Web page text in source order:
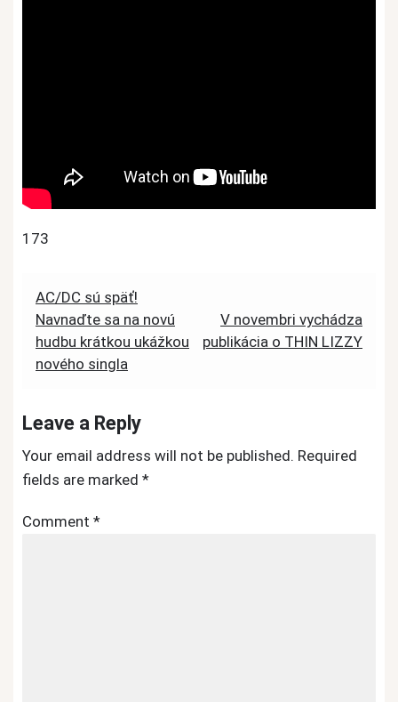
173
Post
navigation
AC/DC sú späť!
Navnaďte sa na novú
hudbu krátkou ukážkou
nového singla
V novembri vychádza
publikácia o THIN LIZZY
Leave a Reply
Your email address will not be published. Required
fields are marked *
Comment *